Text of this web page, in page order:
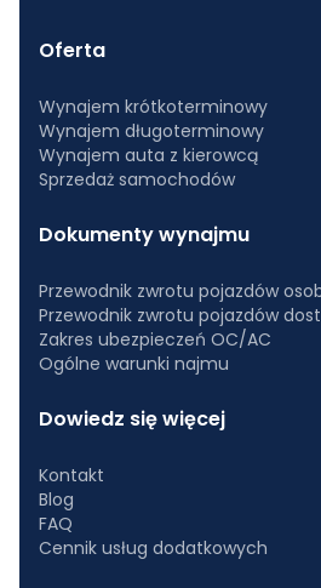
Oferta
Wynajem krótkoterminowy
Wynajem długoterminowy
Wynajem auta z kierowcą
Sprzedaż samochodów
Dokumenty wynajmu
Przewodnik zwrotu pojazdów
Przewodnik zwrotu pojazdów
Zakres ubezpieczeń OC/AC
Ogólne warunki najmu
Dowiedz się więcej
Kontakt
Blog
FAQ
Cennik usług dodatkowych